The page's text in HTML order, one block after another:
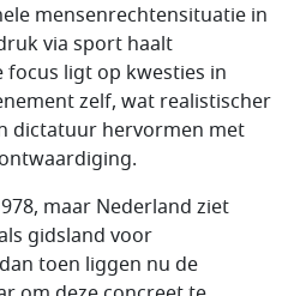
mensenrechtensituatie in
via sport haalt
ligt op kwesties in
zelf, wat realistischer
dictatuur hervormen met
maar Nederland ziet
gidsland voor
toen liggen nu de